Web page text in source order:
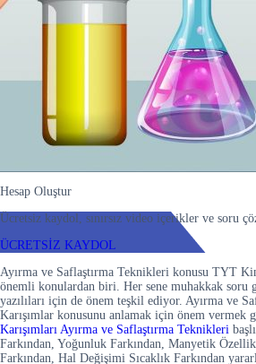
Hesap Oluştur
Ücretsiz kaydol, sınırsız video içerikler ve soru
ÜCRETSİZ KAYDOL
Ayırma ve Saflaştırma Teknikleri konusu TYT
önemli konulardan biri. Her sene muhakkak soru
yazılıları için de önem teşkil ediyor. Ayırma ve
Karışımlar konusunu anlamak için önem vermek
Karışımları Ayırma ve Saflaştırma Teknikleri
Farkından, Yoğunluk Farkından, Manyetik
Farkından, Hal Değişimi Sıcaklık Farkından